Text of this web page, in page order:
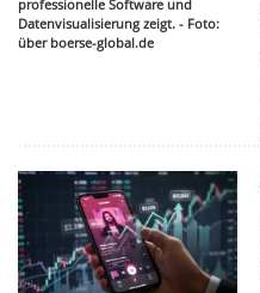
professionelle Software und
Datenvisualisierung zeigt. - Foto:
über boerse-global.de